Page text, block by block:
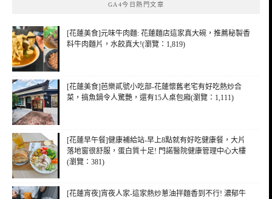
GA4今日熱門文章
[花蓮美食]元味牛肉麵: 花蓮麵店這家真大碗，推薦秘製香
料牛肉麵片，水餃真大!(瀏覽：1,819)
[花蓮美食]芭樂貳號小吃部-花蓮懷舊老宅有好吃熱炒合
菜，搞魚鍋令人驚艷，還有15人桌包廂(瀏覽：1,111)
[花蓮早午餐]健康補給站-早上8點就有好吃健康餐，大片
落地窗很舒服，蛋白質十足! 門諾醫院健康管理中心大樓
(瀏覽：381)
[花蓮宵夜]宵夜人家-這家熱炒蔥油拌麵香到不行! 濃郁牛